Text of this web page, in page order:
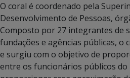
O coral é coordenado pela
Desenvolvimento de Pessoas,
Composto por 27 integrantes de
fundações e agências públicas, o
e surgiu com o objetivo de
entre os funcionários públicos do